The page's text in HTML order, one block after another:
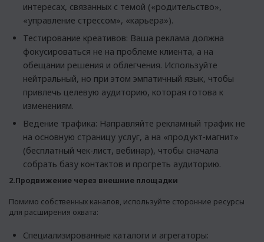
интересах, связанных с темой («родительство»,
«управление стрессом», «карьера»).
Тестирование креативов: Ваша реклама должна
фокусироваться не на проблеме клиента, а на
обещании решения и облегчения. Используйте
нейтральный, но при этом эмпатичный язык, чтобы
привлечь целевую аудиторию, которая готова к
изменениям.
Ведение трафика: Направляйте рекламный трафик не
на основную страницу услуг, а на «продукт-магнит»
(бесплатный чек-лист, вебинар), чтобы сначала
собрать базу контактов и прогреть аудиторию.
2.Продвижение через внешние площадки
Помимо собственных каналов, используйте сторонние ресурсы
для расширения охвата:
Специализированные каталоги и агрегаторы: